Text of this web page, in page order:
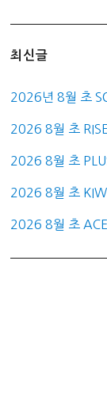
최신글
2026년 8월 초
2026 8월 초
2026 8월 초
2026 8월 초
2026 8월 초